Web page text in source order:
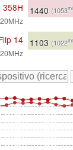
358H 1440 (1053
14 1103 (1022